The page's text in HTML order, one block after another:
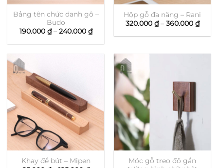
Bảng tên chức danh gỗ –
Budo
190.000 ₫ – 240.000 ₫Khoảng
giá:
từ
240.000 ₫
Hộp gỗ đa năng – Rani
320.000 ₫ – 360.000 ₫
giá:
từ
Khay để bút – Mipen
Móc gỗ treo đồ gắn